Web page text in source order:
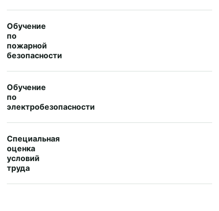
Обучение
по
пожарной
безопасности
Обучение
по
электробезопасности
Специальная
оценка
условий
труда